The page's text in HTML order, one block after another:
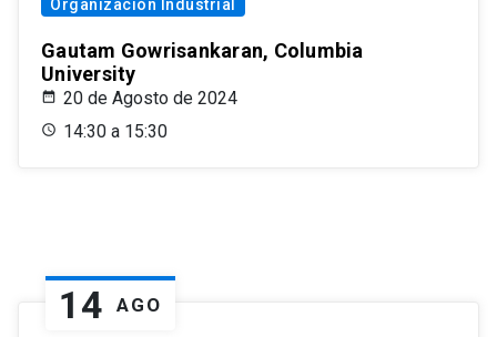
Organización Industrial
Gautam Gowrisankaran, Columbia
University
20 de Agosto de 2024
14:30 a 15:30
14 AGO